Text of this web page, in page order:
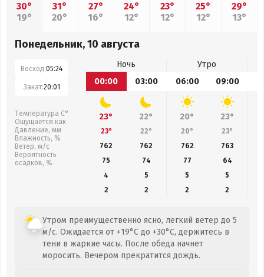
30°
19°
31°
20°
27°
16°
24°
12°
23°
12°
25°
12°
29°
13°
Понедельник, 10 августа
Восход:05:24
Закат:20:01
Температура С°
Ощущается как
Давление, мм
Влажность, %
Ветер, м/с
Вероятность
осадков, %
Ночь
Утро
00:00
03:00 06:00 09:00
23° 22° 20° 23°
23° 22° 20° 23°
762
762 762 763
75
74 77
64
4
5 5
5
2
2 2 2
Утром преимущественно ясно, легкий ветер до 5
м/с. Ожидается от +19°C до +30°C, держитесь в
тени в жаркие часы. После обеда начнет
моросить. Вечером прекратится дождь.